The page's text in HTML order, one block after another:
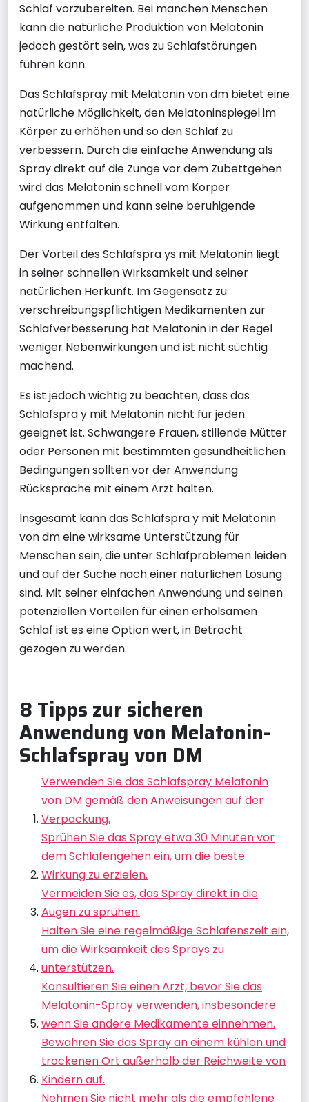
Schlaf vorzubereiten. Bei manchen Menschen
kann die natürliche Produktion von Melatonin
jedoch gestört sein, was zu Schlafstörungen
führen kann.
Das Schlafspray mit Melatonin von dm bietet eine
natürliche Möglichkeit, den Melatoninspiegel im
Körper zu erhöhen und so den Schlaf zu
verbessern. Durch die einfache Anwendung als
Spray direkt auf die Zunge vor dem Zubettgehen
wird das Melatonin schnell vom Körper
aufgenommen und kann seine beruhigende
Wirkung entfalten.
Der Vorteil des Schlafspra ys mit Melatonin liegt
in seiner schnellen Wirksamkeit und seiner
natürlichen Herkunft. Im Gegensatz zu
verschreibungspflichtigen Medikamenten zur
Schlafverbesserung hat Melatonin in der Regel
weniger Nebenwirkungen und ist nicht süchtig
machend.
Es ist jedoch wichtig zu beachten, dass das
Schlafspra y mit Melatonin nicht für jeden
geeignet ist. Schwangere Frauen, stillende Mütter
oder Personen mit bestimmten gesundheitlichen
Bedingungen sollten vor der Anwendung
Rücksprache mit einem Arzt halten.
Insgesamt kann das Schlafspra y mit Melatonin
von dm eine wirksame Unterstützung für
Menschen sein, die unter Schlafproblemen leiden
und auf der Suche nach einer natürlichen Lösung
sind. Mit seiner einfachen Anwendung und seinen
potenziellen Vorteilen für einen erholsamen
Schlaf ist es eine Option wert, in Betracht
gezogen zu werden.
8 Tipps zur sicheren
Anwendung von Melatonin-
Schlafspray von DM
Verwenden Sie das Schlafspray Melatonin
von DM gemäß den Anweisungen auf der
Verpackung.
Sprühen Sie das Spray etwa 30 Minuten vor
dem Schlafengehen ein, um die beste
Wirkung zu erzielen.
Vermeiden Sie es, das Spray direkt in die
Augen zu sprühen.
Halten Sie eine regelmäßige Schlafenszeit ein,
um die Wirksamkeit des Sprays zu
unterstützen.
Konsultieren Sie einen Arzt, bevor Sie das
Melatonin-Spray verwenden, insbesondere
wenn Sie andere Medikamente einnehmen.
Bewahren Sie das Spray an einem kühlen und
trockenen Ort außerhalb der Reichweite von
Kindern auf.
Nehmen Sie nicht mehr als die empfohlene